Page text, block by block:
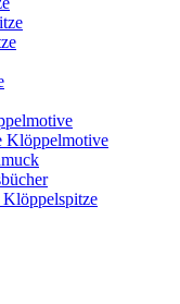
Klöppelmotive
Klöppelspitze